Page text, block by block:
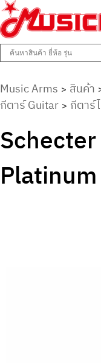
Music Arms
ศูนย์รวมครื่องดนตรีทุก
Music Arms > สินค้า
กีตาร์ Guitar > กีตาร์